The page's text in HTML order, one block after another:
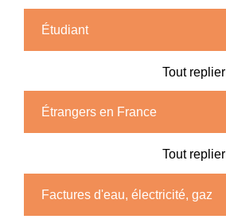
Étudiant
Tout replier
Étrangers en France
Tout replier
Factures d'eau, électricité, gaz